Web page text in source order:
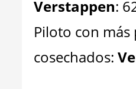
Verstappen:
Piloto con
cosechados: